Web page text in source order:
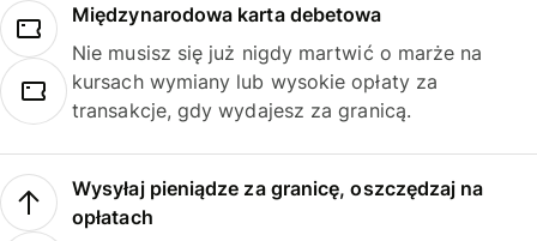
Międzynarodowa karta debetowa
Nie musisz się już nigdy martwić o marże na
kursach wymiany lub wysokie opłaty za
transakcje, gdy wydajesz za granicą.
Wysyłaj pieniądze za granicę, oszczędzaj na
opłatach